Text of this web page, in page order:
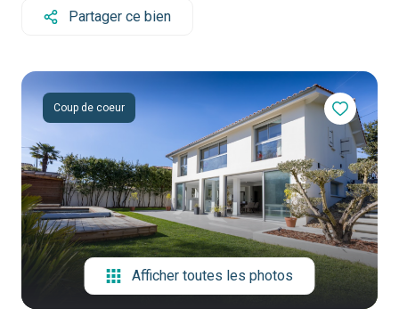
actualités
clients
contact
Partager ce bien
Coup de coeur
Afficher toutes les photos